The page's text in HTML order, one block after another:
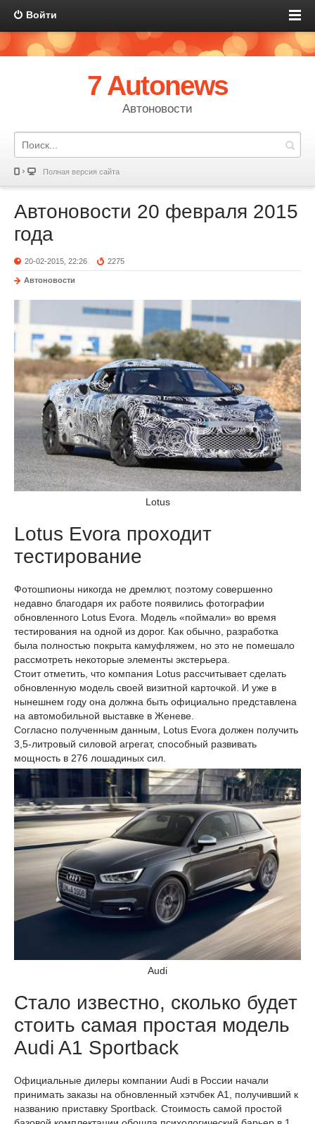
Войти
7 Autonews
Автоновости
Полная версия сайта
Автоновости 20 февраля 2015
года
20-02-2015, 22:26 2275
Автоновости
Lotus
Lotus Evora проходит
тестирование
Фотошпионы никогда не дремлют, поэтому совершенно
недавно благодаря их работе появились фотографии
обновленного Lotus Evora. Модель «поймали» во время
тестирования на одной из дорог. Как обычно, разработка
была полностью покрыта камуфляжем, но это не помешало
рассмотреть некоторые элементы экстерьера.
Стоит отметить, что компания Lotus рассчитывает сделать
обновленную модель своей визитной карточкой. И уже в
нынешнем году она должна быть официально представлена
на автомобильной выставке в Женеве.
Согласно полученным данным, Lotus Evora должен получить
3,5-литровый силовой агрегат, способный развивать
мощность в 276 лошадиных сил.
Audi
Стало известно, сколько будет
стоить самая простая модель
Audi A1 Sportback
Официальные дилеры компании Audi в России начали
принимать заказы на обновленный хэтчбек А1, получивший к
названию приставку Sportback. Стоимость самой простой